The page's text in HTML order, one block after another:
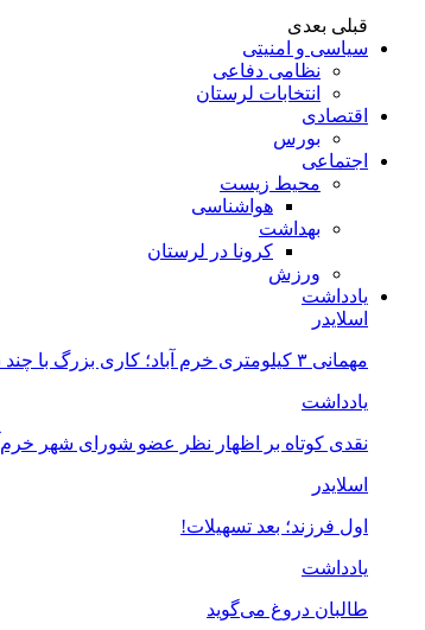
قبلی بعدی
سیاسی و امنیتی
نظامی دفاعی
انتخابات لرستان
اقتصادی
بورس
اجتماعی
محیط زیست
هواشناسی
بهداشت
کرونا در لرستان
ورزش
یادداشت
اسلایدر
مهمانی ۳ کیلومتری خرم آباد؛ کاری بزرگ با چند نقد کوچک
یادداشت
نقدی کوتاه بر اظهار نظر عضو شورای شهر
اسلایدر
اول فرزند؛ بعد تسهیلات!
یادداشت
طالبان دروغ می‌گوید